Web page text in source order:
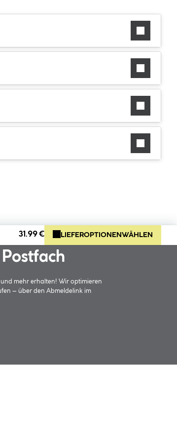
31.99 € LIEFEROPTIONEN WÄHLEN
mehr erhalten! Wir optimieren
– über den Abmeldelink im